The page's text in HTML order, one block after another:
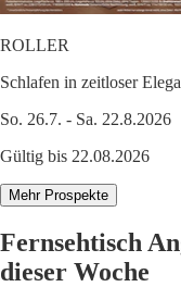
ROLLER
Schlafen in zeitloser
So. 26.7. - Sa. 22.8.2026
Gültig bis 22.08.2026
Mehr Prospekte
Fernsehtisch
dieser Woche